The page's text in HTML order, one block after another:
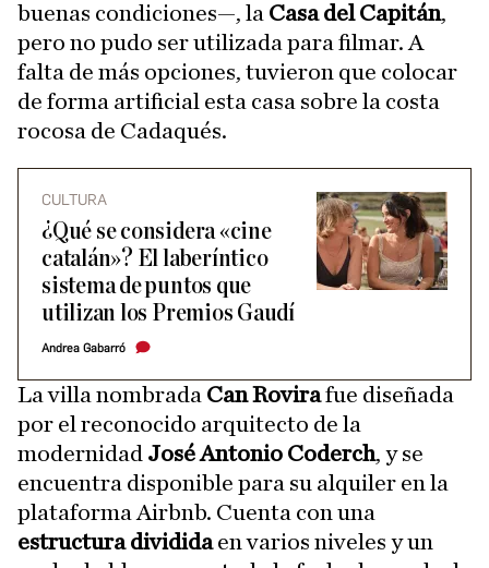
buenas condiciones—, la Casa del Capitán,
pero no pudo ser utilizada para filmar. A
falta de más opciones, tuvieron que colocar
de forma artificial esta casa sobre la costa
rocosa de Cadaqués.
CULTURA
¿Qué se considera «cine
catalán»? El laberíntico
sistema de puntos que
utilizan los Premios Gaudí
Andrea Gabarró
La villa nombrada Can Rovirafue diseñada
por el reconocido arquitecto de la
modernidad José Antonio Coderch, y se
encuentra disponible para su alquiler en la
plataforma Airbnb. Cuenta con una
estructura divididaen varios niveles y un